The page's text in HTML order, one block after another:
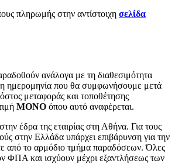
πληρωμής στην αντίστοιχη σελίδα
ανάλογα με τη διαθεσιμότητα
ημερομηνία που θα συμφωνήσουμε μετά
μεταφοράς και τοποθέτησης
MONO όπου αυτό αναφέρεται.
έδρα της εταιρίας στη Αθήνα. Για τους
στην Ελλάδα υπάρχει επιβάρυνση για την
από το αρμόδιο τμήμα παραδόσεων. Όλες
ΦΠΑ και ισχύουν μέχρι εξαντλήσεως των